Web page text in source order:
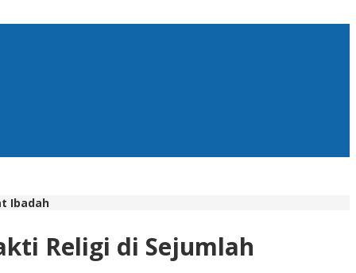
Ibadah
Religi di Sejumlah